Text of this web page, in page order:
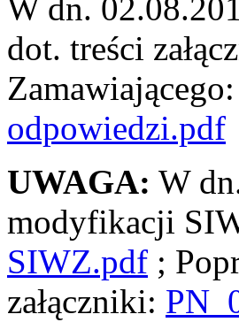
W dn.
dot. treści
Zamawiającego:
odpowiedzi.pdf
UWAGA: W
modyfikacji
SIWZ.pdf ;
załączniki: